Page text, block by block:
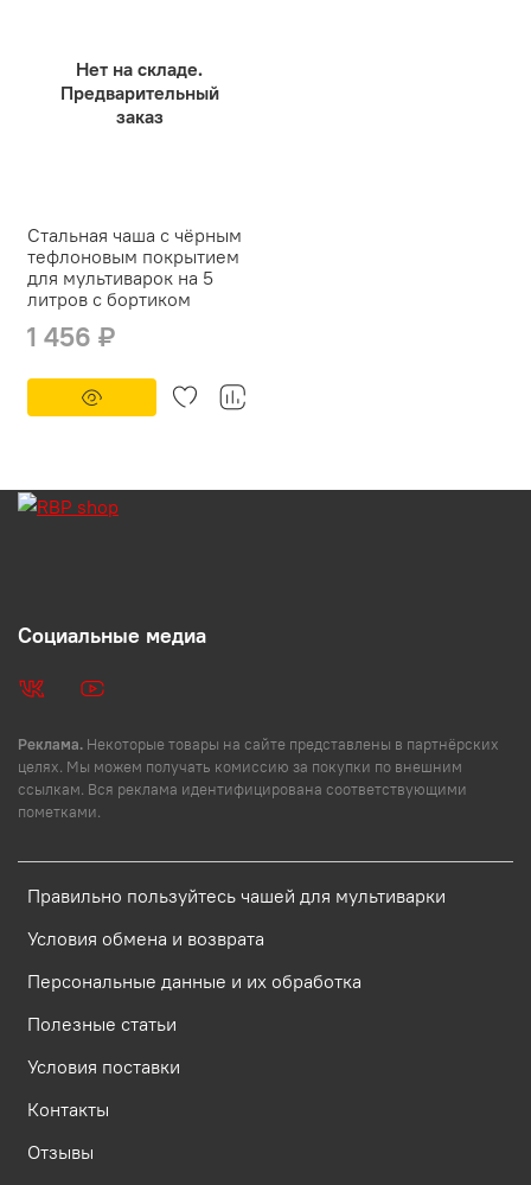
Нет на складе.
Предварительный
заказ
Стальная чаша с чёрным
тефлоновым покрытием
для мультиварок на 5
литров с бортиком
1 456 ₽
Правильно пользуйтесь чашей для мультиварки
Условия обмена и возврата
Персональные данные и их обработка
Полезные статьи
Условия поставки
Контакты
Отзывы
Социальные медиа
Реклама. Некоторые товары на сайте представлены в партнёрских
целях. Мы можем получать комиссию за покупки по внешним
ссылкам. Вся реклама идентифицирована соответствующими
пометками.